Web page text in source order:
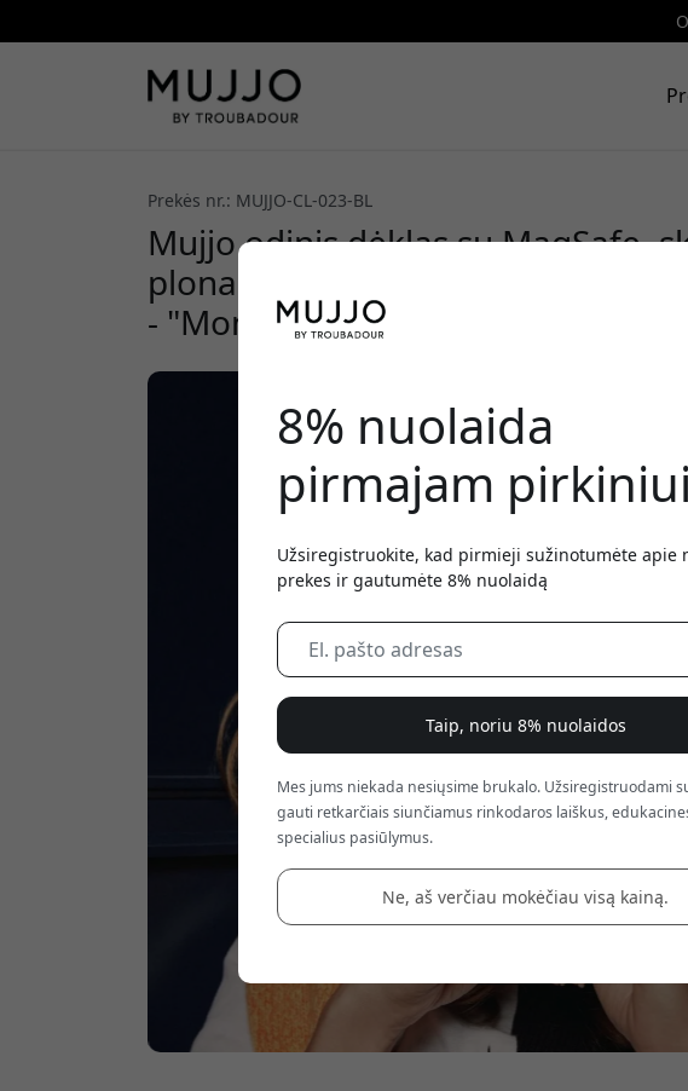
Prekės nr.: MUJJO-CL-023-BL
Mujjo odinis dėklas su MagSafe,
plonas apsauginis telefono
- "Monaco Blue
8% nuolaida
pirmajam pirkiniui
Užsiregistruokite, kad pirmieji sužinotumėte apie
prekes ir gautumėte 8% nuolaidą
Taip, noriu 8% nuolaidos
Mes jums niekada nesiųsime brukalo. Užsiregistruodami
gauti retkarčiais siunčiamus rinkodaros laiškus,
specialius pasiūlymus.
Ne, aš verčiau mokėčiau visą kainą.